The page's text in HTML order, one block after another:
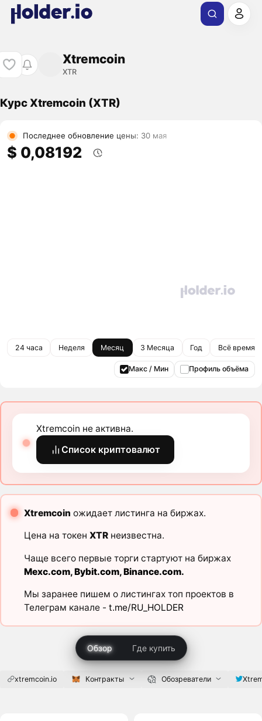
Xtremcoin
XTR
Курс Xtremcoin (XTR)
Последнее обновление цены: 30 мая
$ 0,08192
24 часа Неделя Месяц 3 Месяца Год Всё время
Макс / Мин Профиль объёма
Xtremcoin не активна.
Список криптовалют
Xtremcoin ожидает листинга на биржах.
Цена на токен XTRнеизвестна.
Чаще всего первые торги стартуют на биржах
Mexc.com,Bybit.com,Binance.com.
Мы заранее пишем о листингах топ проектов в
Телеграм канале - t.me/RU_HOLDER
Обзор Где купить
xtremcoin.io Контракты Обозреватели